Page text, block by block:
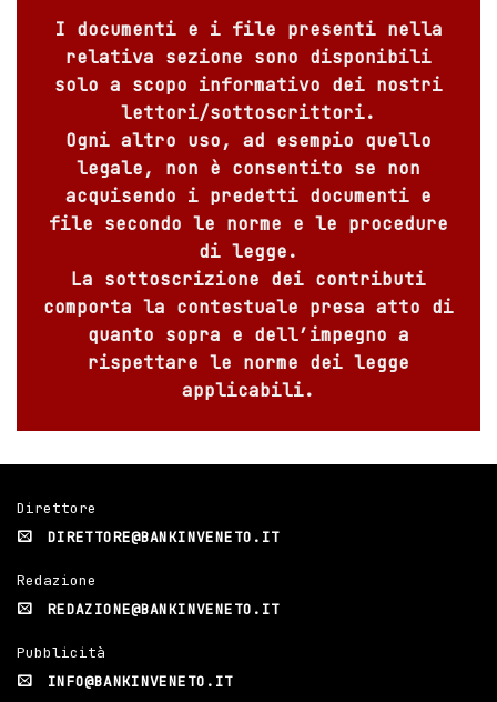
I documenti e i file presenti nella
relativa sezione sono disponibili
solo a scopo informativo dei nostri
lettori/sottoscrittori.
Ogni altro uso, ad esempio quello
legale, non è consentito se non
acquisendo i predetti documenti e
file secondo le norme e le procedure
di legge.
La sottoscrizione dei contributi
comporta la contestuale presa atto di
quanto sopra e dell’impegno a
rispettare le norme dei legge
applicabili.
Direttore
DIRETTORE@BANKINVENETO.IT
Redazione
REDAZIONE@BANKINVENETO.IT
Pubblicità
INFO@BANKINVENETO.IT